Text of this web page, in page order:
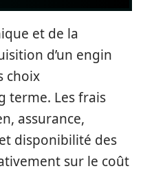
et de la
d’un engin
choix
terme. Les frais
assurance,
disponibilité des
sur le coût